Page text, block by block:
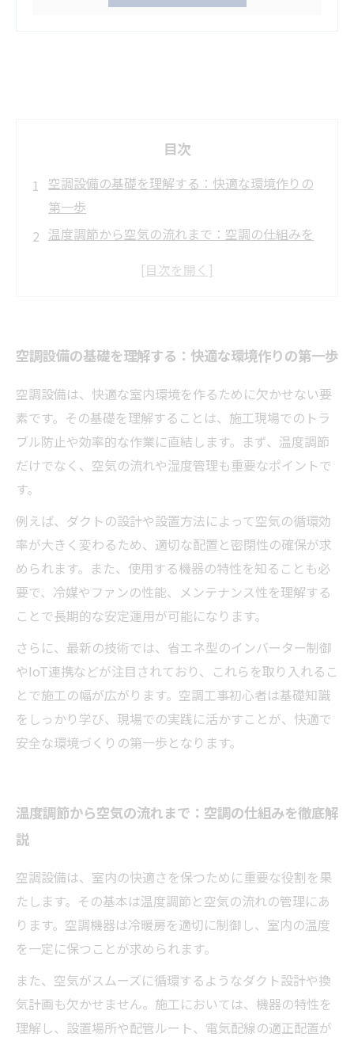
目次
空調設備の基礎を理解する：快適な環境作りの
第一歩
温度調節から空気の流れまで：空調の仕組みを
せる方法
最新技術を取り入れた空調工事：トラブルを未
然に防ぐ秘訣
空調工事に携わる人必見！基礎から応用まで学
べる総まとめ
ガイド
空調設備の基礎を理解する：快適な環境作りの第一歩
空調設備は、快適な室内環境を作るために欠かせない要
素です。その基礎を理解することは、施工現場でのトラ
ブル防止や効率的な作業に直結します。まず、温度調節
だけでなく、空気の流れや湿度管理も重要なポイントで
す。
例えば、ダクトの設計や設置方法によって空気の循環効
率が大きく変わるため、適切な配置と密閉性の確保が求
められます。また、使用する機器の特性を知ることも必
要で、冷媒やファンの性能、メンテナンス性を理解する
ことで長期的な安定運用が可能になります。
さらに、最新の技術では、省エネ型のインバーター制御
やIoT連携などが注目されており、これらを取り入れるこ
とで施工の幅が広がります。空調工事初心者は基礎知識
をしっかり学び、現場での実践に活かすことが、快適で
安全な環境づくりの第一歩となります。
温度調節から空気の流れまで：空調の仕組みを徹底解
説
空調設備は、室内の快適さを保つために重要な役割を果
たします。その基本は温度調節と空気の流れの管理にあ
ります。空調機器は冷暖房を適切に制御し、室内の温度
を一定に保つことが求められます。
また、空気がスムーズに循環するようなダクト設計や換
気計画も欠かせません。施工においては、機器の特性を
理解し、設置場所や配管ルート、電気配線の適正配置が